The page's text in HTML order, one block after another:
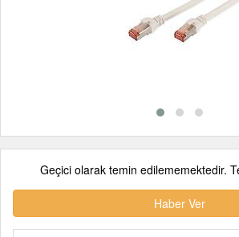
Geçici olarak temin edilememektedir.
Haber Ver